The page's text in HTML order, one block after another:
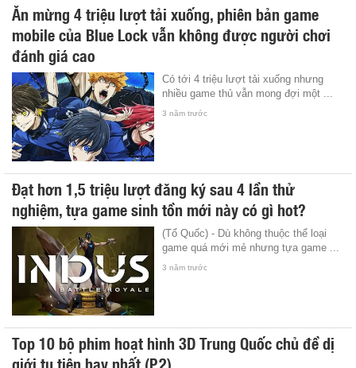
Ăn mừng 4 triệu lượt tải xuống, phiên bản game
mobile của Blue Lock vẫn không được người chơi
đánh giá cao
Có tới 4 triệu lượt tải xuống nhưng
nhiều game thủ vẫn mong đợi một ...
3 năm trước
Đạt hơn 1,5 triệu lượt đăng ký sau 4 lần thử
nghiệm, tựa game sinh tồn mới này có gì hot?
(Tổ Quốc) - Dù không thuộc thể loại
game quá mới mẻ nhưng tựa game ...
3 năm trước
Top 10 bộ phim hoạt hình 3D Trung Quốc chủ đề dị
giới tu tiên hay nhất (P.2)